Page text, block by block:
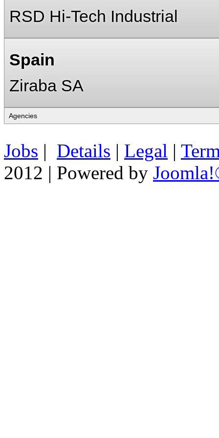
RSD Hi-Tech Industrial
Spain
Ziraba SA
Jobs | Details | Legal |
2012 | Powered by